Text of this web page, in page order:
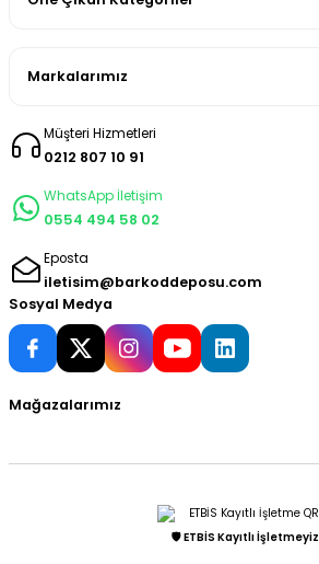
Markalarımız
Müşteri Hizmetleri
0212 807 10 91
WhatsApp İletişim
0554 494 58 02
Eposta
iletisim@barkoddeposu.com
Sosyal Medya
Mağazalarımız
🛡️ ETBİS Kayıtlı İşletmeyiz